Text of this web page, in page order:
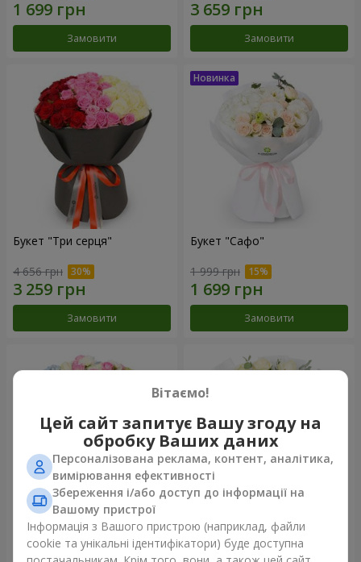
Замовити Замовити
Букет "Три серця"
4 656 грн
Замовити
Букет "Сафо"
1 999 грн
Замовити
Букет "Tarnis"
6 091 грн
Монобукет з 9 білих троянд
1 288 грн
Вітаємо!
Цей сайт запитує Вашу згоду на
обробку Ваших даних
Персоналізована реклама, контент, аналітика,
вимірювання ефективності
Збереження і/або доступ до інформації на
Вашому пристрої
Інформація з Вашого пристрою (наприклад, файли
cookie та унікальні ідентифікатори) буде доступна